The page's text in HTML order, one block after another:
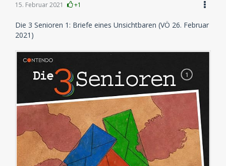
15. Februar 2021 +1
Die 3 Senioren 1: Briefe eines Unsichtbaren (VÖ 26. Februar
2021)